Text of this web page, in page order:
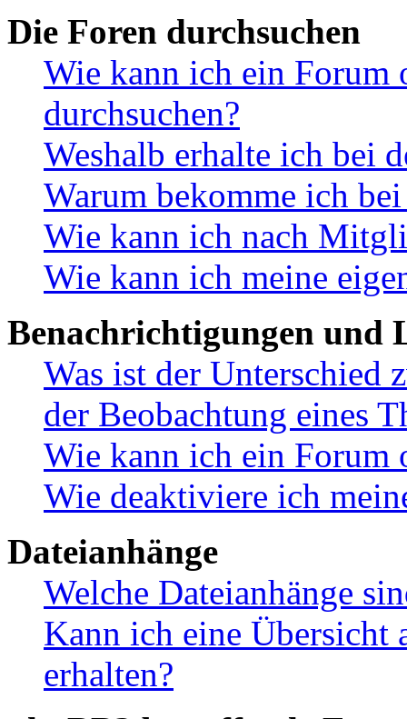
Die Foren durchsuchen
Wie kann ich ein Forum
durchsuchen?
Weshalb erhalte ich bei
Warum bekomme ich
Wie kann ich nach
Wie kann ich meine
Benachrichtigungen und
Was ist der Unterschied
der Beobachtung eines
Wie kann ich ein Forum
Wie deaktiviere ich
Dateianhänge
Welche Dateianhänge
Kann ich eine Übersicht
erhalten?